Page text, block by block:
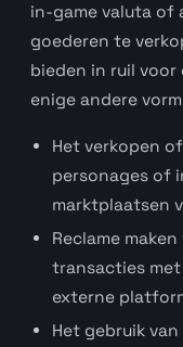
in-game valuta of
goederen te
bieden in ruil
enige andere
Het verkopen
personages of
marktplaatsen
Reclame
transacties
externe
Het gebruik